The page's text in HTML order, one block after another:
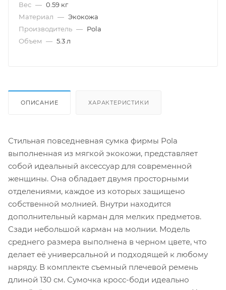
Вес — 0.59 кг
Материал — Экокожа
Производитель — Pola
Объем — 5.3 л
ОПИСАНИЕ ХАРАКТЕРИСТИКИ
Стильная повседневная сумка фирмы Pola
выполненная из мягкой экокожи, представляет
собой идеальный аксессуар для современной
женщины. Она обладает двумя просторными
отделениями, каждое из которых защищено
собственной молнией. Внутри находится
дополнительный карман для мелких предметов.
Сзади небольшой карман на молнии. Модель
среднего размера выполнена в черном цвете, что
делает её универсальной и подходящей к любому
наряду. В комплекте съемный плечевой ремень
длиной 130 см. Сумочка кросс-боди идеально